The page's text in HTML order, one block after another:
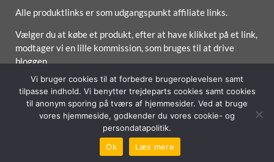
Alle produktlinks er som udgangspunkt affiliate links.
Vælger du at købe et produkt, efter at have klikket på et link,
modtager vi en lille kommission, som bruges til at drive
bloggen.
Forside Om / Kontakt Betingelser
© 2026 Lytt Digital ApS
Vi bruger cookies til at forbedre brugeroplevelsen samt
tilpasse indhold. Vi benytter trejdeparts cookies samt cookies
til anonym sporing på tværs af hjemmesider. Ved at bruge
vores hjemmeside, godkender du vores cookie- og
persondatapolitik.
Ok
Læs mere